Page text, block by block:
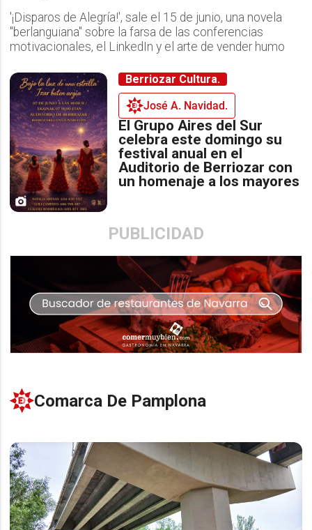
'¡Disparos de Alegría!', sale el 15 de junio, una novela
"berlanguiana" sobre la farsa de las conferencias
motivacionales, el LinkedIn y el arte de vender humo
Berriozar Cultura.
José A. Navidad.
El Grupo Aires del Sur
celebra este domingo su
festival anual en el
Auditorio de Berriozar con
un homenaje a los mayores
PUBLICIDAD
Comarca De Pamplona